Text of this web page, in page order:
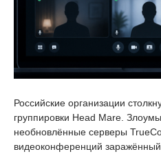
Российские организации
группировки Head Mare.
необновлённые серверы
видеоконференций